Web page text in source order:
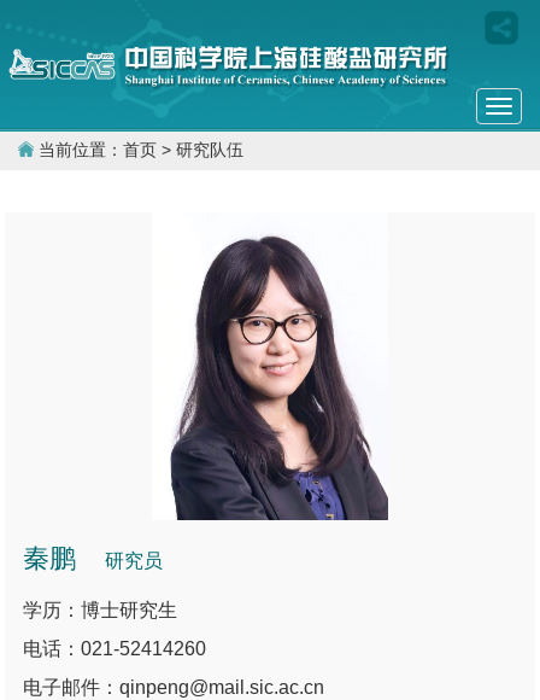
当前位置： 首页 > 研究队伍
秦鹏 研究员
学历：博士研究生
电话：021-52414260
电子邮件：qinpeng@mail.sic.ac.cn